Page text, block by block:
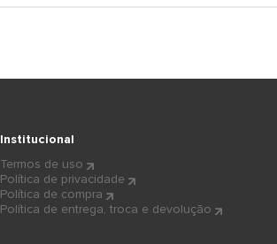
Institucional
Termos de uso
Política de privacidade
Política de compra
Política de entrega, troca e devolução